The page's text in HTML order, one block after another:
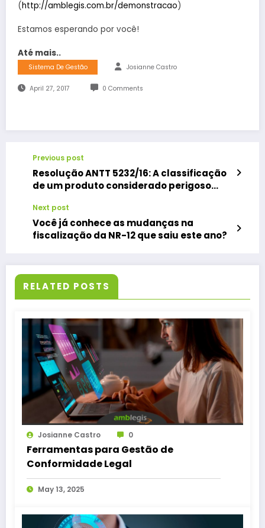
(http://amblegis.com.br/demonstracao)
Estamos esperando por você!
Até mais..
Sistema De Gestão Josianne Castro
April 27, 2017 0 Comments
Previous post
Resolução ANTT 5232/16: A classificação
de um produto considerado perigoso
Next post
Você já conhece as mudanças na
fiscalização da NR-12 que saiu este ano?
RELATED POSTS
Josianne Castro 0
Ferramentas para Gestão de
Conformidade Legal
May 13, 2025